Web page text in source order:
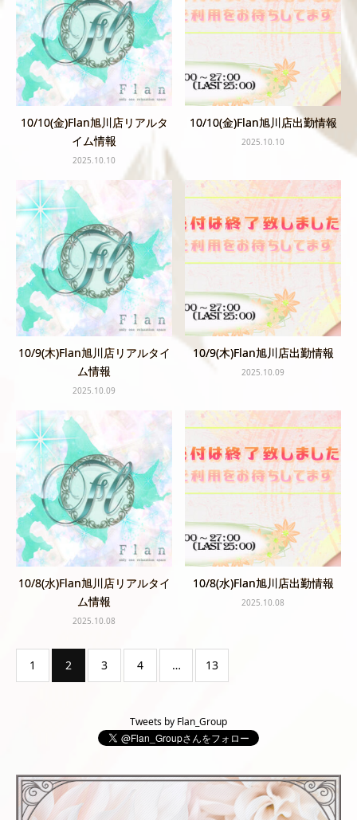
10/10(金)Flan旭川店リアルタ
イム情報
2025.10.10
10/10(金)Flan旭川店出勤情報
2025.10.10
10/9(木)Flan旭川店リアルタイ
ム情報
2025.10.09
10/9(木)Flan旭川店出勤情報
2025.10.09
10/8(水)Flan旭川店リアルタイ
ム情報
2025.10.08
10/8(水)Flan旭川店出勤情報
2025.10.08
1 2 3 4 … 13
Tweets by Flan_Group